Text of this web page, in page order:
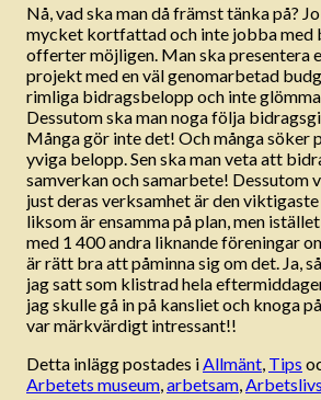
Nå, vad ska man då främst tänka på?
mycket kortfattad och inte jobba med
offerter möjligen. Man ska presentera
projekt med en väl genomarbetad
rimliga bidragsbelopp och inte glömma
Dessutom ska man noga följa
Många gör inte det! Och många söker
yviga belopp. Sen ska man veta att
samverkan och samarbete! Dessutom
just deras verksamhet är den
liksom är ensamma på plan, men
med 1 400 andra liknande föreningar
är rätt bra att påminna sig om det. Ja,
jag satt som klistrad hela
jag skulle gå in på kansliet och knoga
var märkvärdigt intressant!!
Detta inlägg postades iAllmänt, Tips
Arbetets museum,arbetsam,